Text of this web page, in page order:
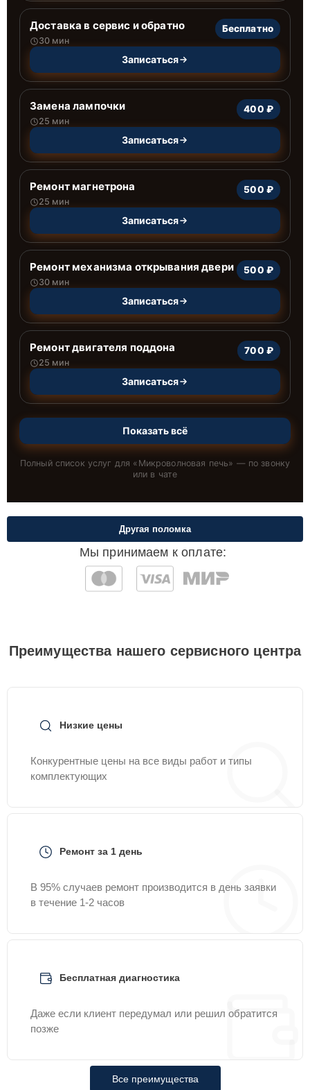
Доставка в сервис и обратно
30 мин
Бесплатно
Записаться
Замена лампочки
25 мин
400 ₽
Записаться
Ремонт магнетрона
25 мин
500 ₽
Записаться
Ремонт механизма открывания двери
30 мин
500 ₽
Записаться
Ремонт двигателя поддона
25 мин
700 ₽
Записаться
Показать всё
Полный список услуг для « Микроволновая печь» — по звонку
или в чате
Мы принимаем к оплате:
Другая поломка
Преимущества нашего сервисного центра
Низкие цены
Конкурентные цены на все виды работ и типы
комплектующих
Ремонт за 1 день
В 95% случаев ремонт производится в день заявки
в течение 1-2 часов
Бесплатная диагностика
Даже если клиент передумал или решил обратится
позже
Все преимущества